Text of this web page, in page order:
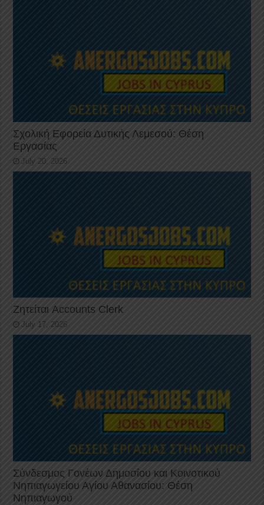
Σχολική Εφορεία Δυτικής Λεμεσού: Θέση
Εργασίας
July 20, 2026
Ζητείται Accounts Clerk
July 17, 2026
Σύνδεσμος Γονέων Δημοσίου και Κοινοτικού
Νηπιαγωγείου Αγίου Αθανασίου: Θέση
Νηπιαγωγού